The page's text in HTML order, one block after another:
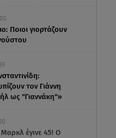
Ποιοι γιορτάζουν
τον Γιάννη
ως "Γιαννάκη"»
έγινε 45! Ο